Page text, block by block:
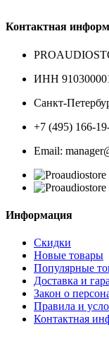
Контактная
ИНН
Санкт-
+7 (495) 166-
Email:
Информация
Скидки
Новые товары
Популярные
Доставка и
Закон о
Правила и
Контактная